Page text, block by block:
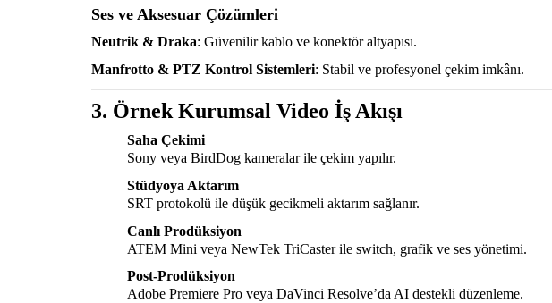
Ses ve Aksesuar Çözümleri
Neutrik & Draka: Güvenilir kablo ve konektör altyapısı.
Manfrotto & PTZ Kontrol Sistemleri: Stabil ve profesyonel çekim imkânı.
3. Örnek Kurumsal Video İş Akışı
Saha Çekimi
Sony veya BirdDog kameralar ile çekim yapılır.
Stüdyoya Aktarım
SRT protokolü ile düşük gecikmeli aktarım sağlanır.
Canlı Prodüksiyon
ATEM Mini veya NewTek TriCaster ile switch, grafik ve ses yönetimi.
Post-Prodüksiyon
Adobe Premiere Pro veya DaVinci Resolve’da AI destekli düzenleme.